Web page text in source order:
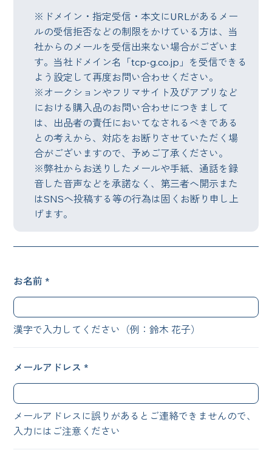
※ドメイン・指定受信・本文にURLがあるメー
ルの受信拒否などの制限をかけている方は、当
社からのメールを受信出来ない場合がございま
す。当社ドメイン名「tcp-g.co.jp」を受信できる
よう設定して再度お問い合わせください。
※オークションやフリマサイト及びアプリなど
における購入品のお問い合わせにつきまして
は、出品者の責任においてなされるべきである
との考えから、対応をお断りさせていただく場
合がございますので、予めご了承ください。
※弊社からお送りしたメールや手紙、通話を録
音した音声などを承諾なく、第三者へ開示また
はSNSへ投稿する等の行為は固くお断り申し上
げます。
お名前 *
漢字で入力してください（例：鈴木 花子）
メールアドレス *
メールアドレスに誤りがあるとご連絡できませんので、
入力にはご注意ください